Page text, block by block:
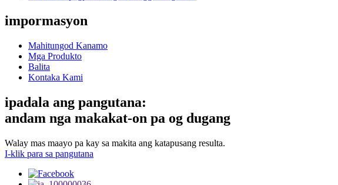
impormasyon
Mahitungod Kanamo
Mga Produkto
Balita
Kontaka Kami
ipadala ang pangutana:
andam nga makakat-on pa og dugang
Walay mas maayo pa kay sa makita ang katapusang resulta.
I-klik para sa pangutana